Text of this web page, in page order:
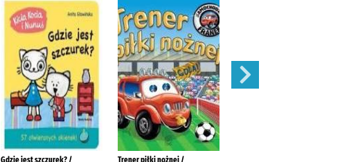
Gdzie jest szczurek? /
Trener piłki nożnej /